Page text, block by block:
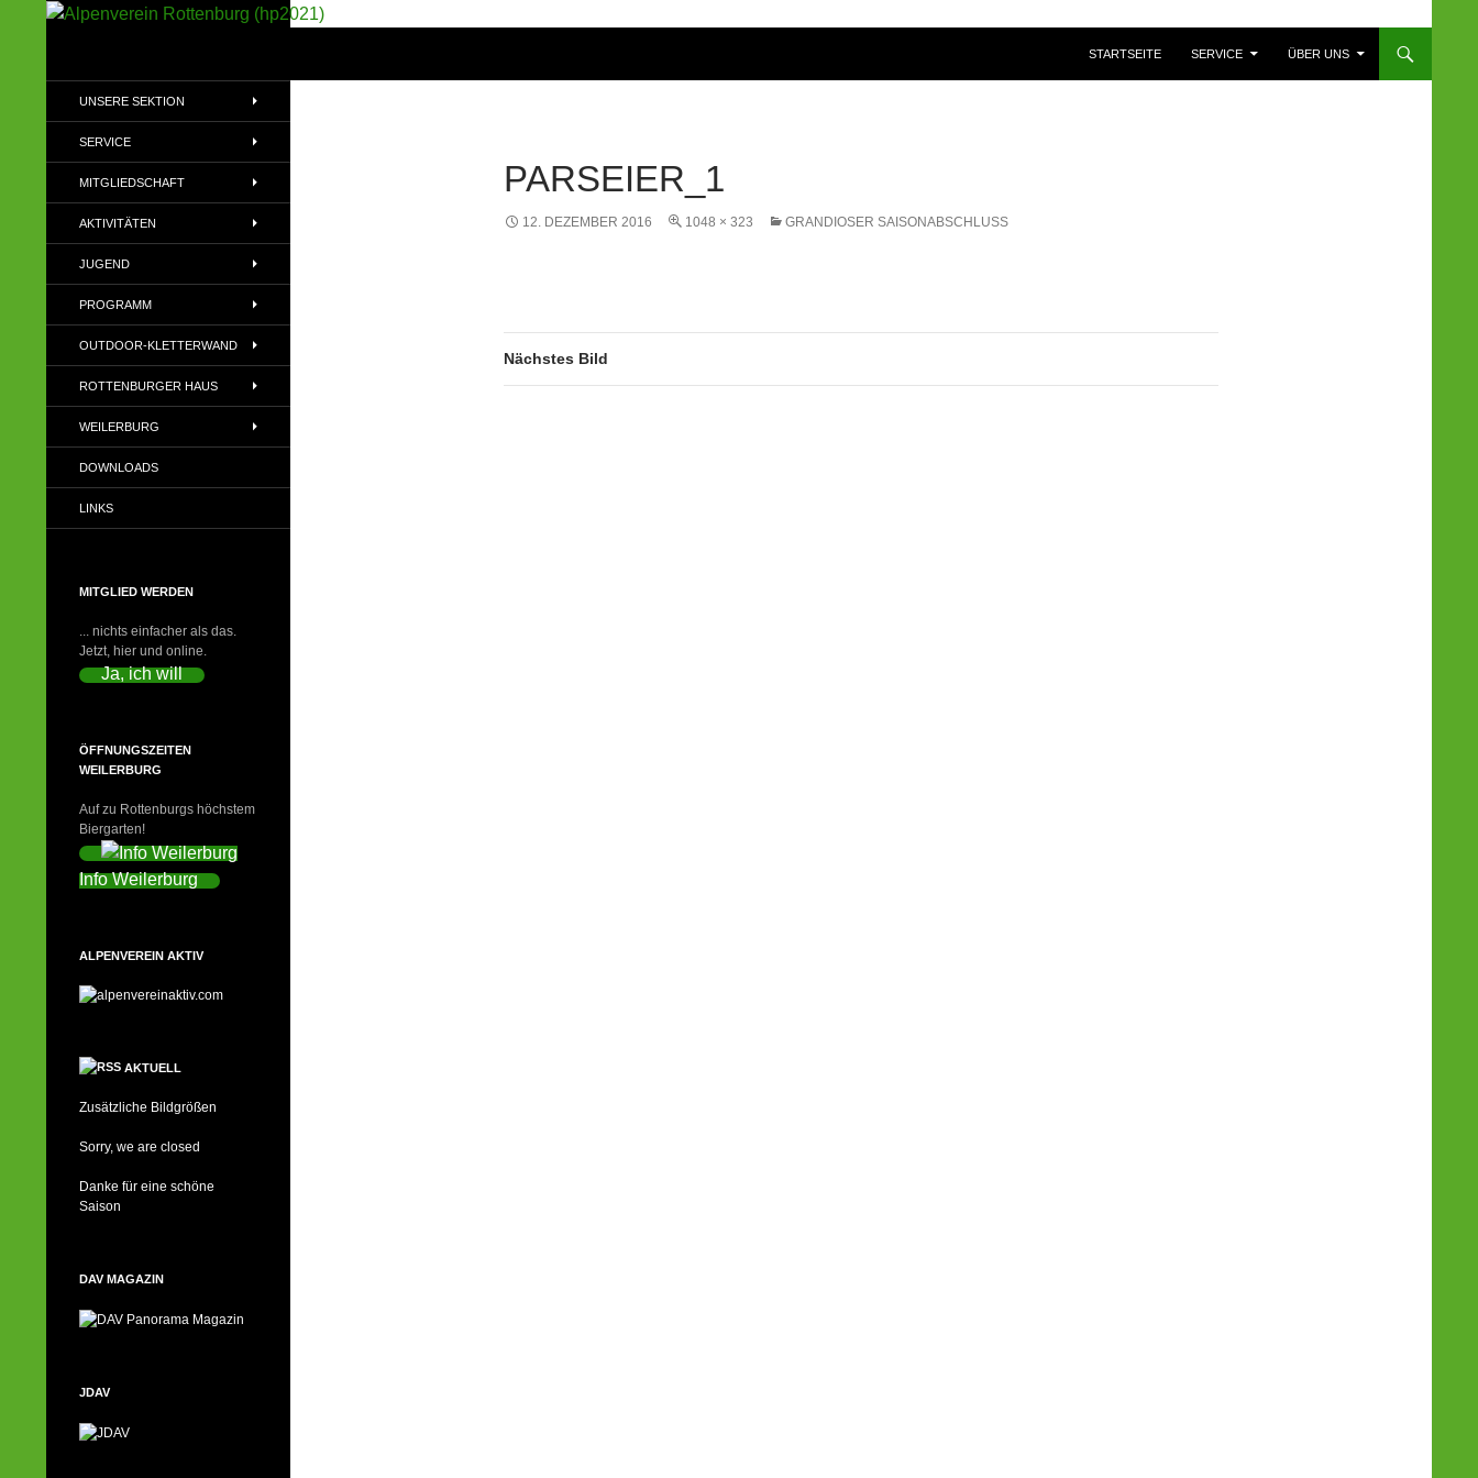
STARTSEITE
SERVICE ÜBER UNS
PARSEIER_1
12. DEZEMBER 2016 1048 × 323 GRANDIOSER SAISONABSCHLUSS
Nächstes Bild
(DAV)
UNSERE SEKTION
SERVICE
MITGLIEDSCHAFT
AKTIVITÄTEN
JUGEND
PROGRAMM
OUTDOOR-KLETTERWAND
ROTTENBURGER HAUS
WEILERBURG
DOWNLOADS
LINKS
MITGLIED WERDEN
... nichts einfacher als das.
Jetzt, hier und online.
Ja, ich will
ÖFFNUNGSZEITEN
WEILERBURG
Auf zu Rottenburgs höchstem
Biergarten!
Info Weilerburg
ALPENVEREIN AKTIV
AKTUELL
Zusätzliche Bildgrößen
Sorry, we are closed
Danke für eine schöne
Saison
DAV MAGAZIN
JDAV